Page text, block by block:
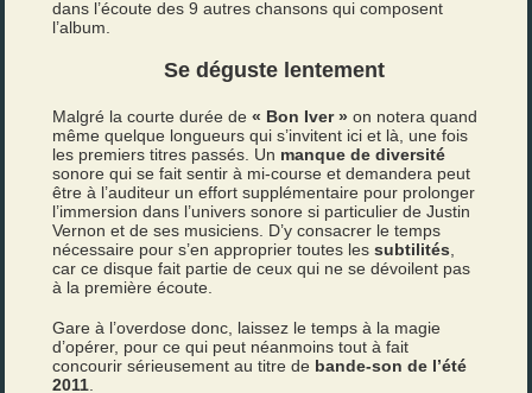
dans l’écoute des 9 autres chansons qui composent
l’album.
Se déguste lentement
Malgré la courte durée de« Bon Iver » on notera quand
même quelque longueurs qui s’invitent ici et là, une fois
les premiers titres passés. Un manque de diversité
sonore qui se fait sentir à mi-course et demandera peut
être à l’auditeur un effort supplémentaire pour prolonger
l’immersion dans l’univers sonore si particulier de Justin
Vernon et de ses musiciens. D’y consacrer le temps
nécessaire pour s’en approprier toutes lessubtilités
car ce disque fait partie de ceux qui ne se dévoilent pas
à la première écoute.
Gare à l’overdose donc, laissez le temps à la magie
d’opérer, pour ce qui peut néanmoins tout à fait
concourir sérieusement au titre de bande-son de l’été
2011